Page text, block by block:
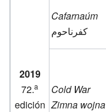
2019
72.a
edición
Cafarnaúm
Cold War
Zimna wojna